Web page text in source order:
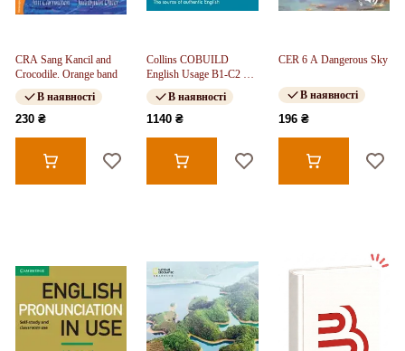
CRA Sang Kancil and
Crocodile. Orange band
В наявності
230 ₴
Collins COBUILD
English Usage B1-C2 4th
ed
В наявності
1140 ₴
CER 6 A Dangerous Sky
В наявності
196 ₴